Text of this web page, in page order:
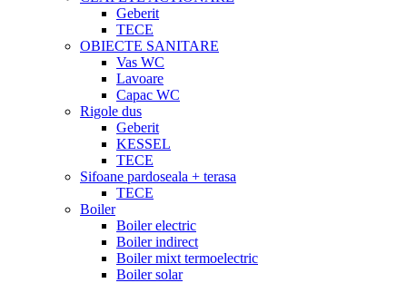
Geberit
TECE
OBIECTE SANITARE
Vas WC
Lavoare
Capac WC
Rigole dus
Geberit
KESSEL
TECE
Sifoane pardoseala + terasa
TECE
Boiler
Boiler electric
Boiler indirect
Boiler mixt termoelectric
Boiler solar